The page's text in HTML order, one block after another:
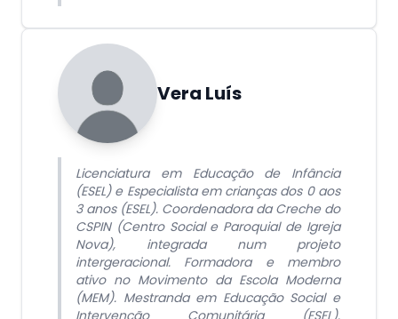
Vera Luís
Licenciatura em Educação de Infância
(ESEL) e Especialista em crianças dos 0 aos
3 anos (ESEL). Coordenadora da Creche do
CSPIN (Centro Social e Paroquial de Igreja
Nova), integrada num projeto
intergeracional. Formadora e membro
ativo no Movimento da Escola Moderna
(MEM). Mestranda em Educação Social e
Intervenção Comunitária (ESEL).